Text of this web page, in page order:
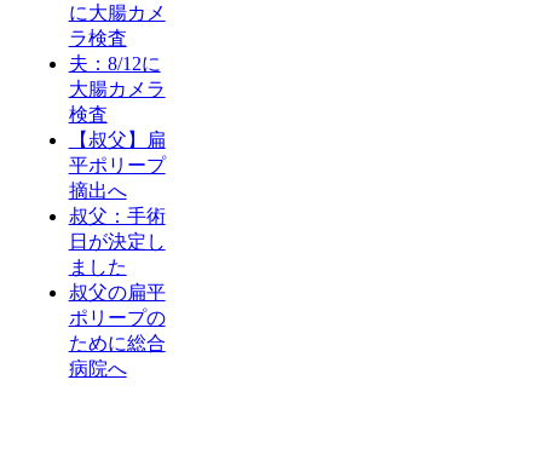
に大腸カメ
ラ検査
夫：8/12に
大腸カメラ
検査
【叔父】扁
平ポリープ
摘出へ
叔父：手術
日が決定し
ました
叔父の扁平
ポリープの
ために総合
病院へ